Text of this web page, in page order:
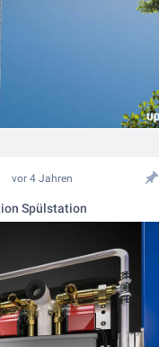
vor 4 Jahren
Spülstation